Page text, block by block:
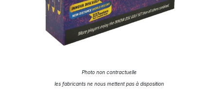
Photo non contractuelle
les fabricants ne nous mettent pas à disposition